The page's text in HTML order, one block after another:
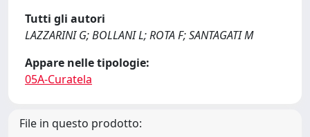
Tutti gli autori
LAZZARINI G; BOLLANI L; ROTA F; SANTAGATI M
Appare nelle tipologie:
05A-Curatela
File in questo prodotto: